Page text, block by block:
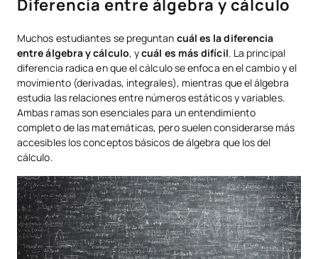
Diferencia entre álgebra y cálculo
Muchos estudiantes se preguntan cuál es la diferencia
entre álgebra y cálculo, ycuál es más difícil. La principal
diferencia radica en que el cálculo se enfoca en el cambio y el
movimiento (derivadas, integrales), mientras que el álgebra
estudia las relaciones entre números estáticos y variables.
Ambas ramas son esenciales para un entendimiento
completo de las matemáticas, pero suelen considerarse más
accesibles los conceptos básicos de álgebra que los del
cálculo.